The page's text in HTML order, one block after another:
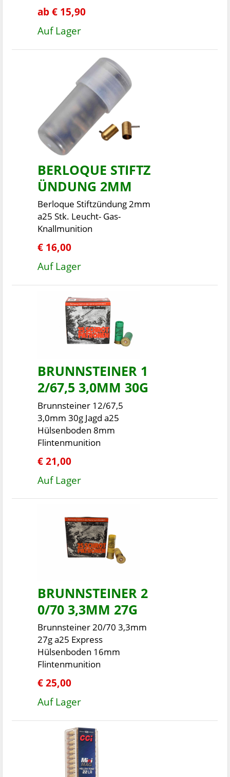
ab € 15,90
Auf Lager
BERLOQUE STIFTZ
ÜNDUNG 2MM
Berloque Stiftzündung 2mm
a25 Stk. Leucht- Gas-
Knallmunition
€ 16,00
Auf Lager
BRUNNSTEINER 1
2/67,5 3,0MM 30G
Brunnsteiner 12/67,5
3,0mm 30g Jagd a25
Hülsenboden 8mm
Flintenmunition
€ 21,00
Auf Lager
BRUNNSTEINER 2
0/70 3,3MM 27G
Brunnsteiner 20/70 3,3mm
27g a25 Express
Hülsenboden 16mm
Flintenmunition
€ 25,00
Auf Lager